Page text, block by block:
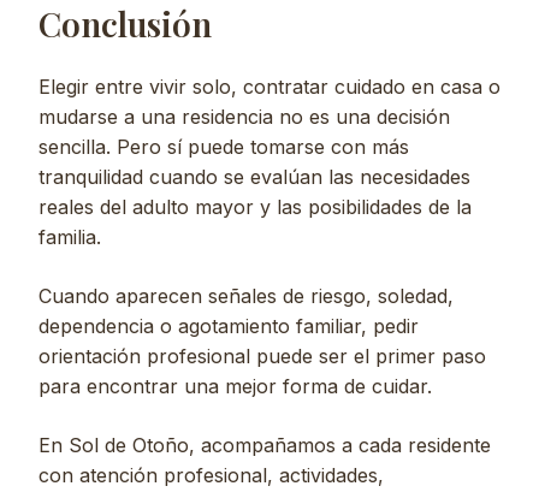
Conclusión
Elegir entre vivir solo, contratar cuidado en casa o
mudarse a una residencia no es una decisión
sencilla. Pero sí puede tomarse con más
tranquilidad cuando se evalúan las necesidades
reales del adulto mayor y las posibilidades de la
familia.
Cuando aparecen señales de riesgo, soledad,
dependencia o agotamiento familiar, pedir
orientación profesional puede ser el primer paso
para encontrar una mejor forma de cuidar.
En Sol de Otoño, acompañamos a cada residente
con atención profesional, actividades,